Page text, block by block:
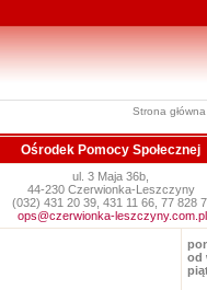
Strona główna
Ośrodek Pomocy Społecznej
ul. 3 Maja 36b,
44-230 Czerwionka-Leszczyny
(032) 431 20 39, 431 11 66, 77 828
ops@czerwionka-leszczyny.com.pl
od